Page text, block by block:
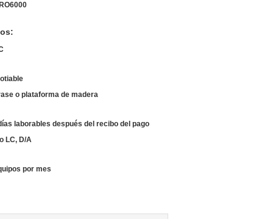
o plataforma de madera
laborables después del recibo del pago
LC, D/A
por mes